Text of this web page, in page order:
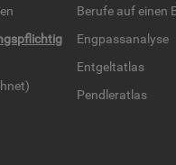
Be­ru­fe auf einen
Eng­pass­ana­ly­se
Ent­gel­t­at­las
Pend­ler­at­las